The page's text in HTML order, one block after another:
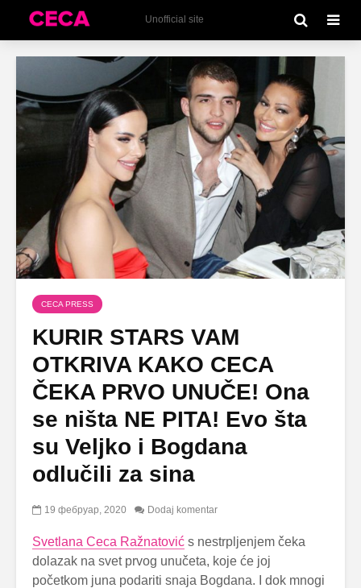
Unofficial site
CECA PRESS
KURIR STARS VAM
OTKRIVA KAKO CECA
ČEKA PRVO UNUČE! Ona
se ništa NE PITA! Evo šta
su Veljko i Bogdana
odlučili za sina
19 фебруар, 2020 Dodaj komentar
Svetlana Ceca Ražnatović s nestrpljenjem čeka
dolazak na svet prvog unučeta, koje će joj
početkom juna podariti snaja Bogdana. I dok mnogi